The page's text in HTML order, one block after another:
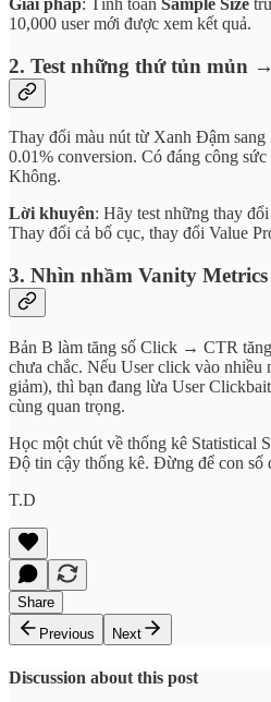
10,000 user mới được xem kết quả.
2. Test những thứ tủn mủn
Thay đổi màu nút từ Xanh Đậm
0.01% conversion. Có đáng công
Không.
Lời khuyên: Hãy test những thay
Thay đổi cả bố cục, thay đổi Value
3. Nhìn nhầm Vanity Metrics
Bản B làm tăng số Click → CTR
chưa chắc. Nếu User click vào nhiều
giảm), thì bạn đang lừa User
cùng quan trọng.
Học một chút về thống kê Statistical
Độ tin cậy thống kê. Đừng để con số
T.D
Share
Previous
Next
Discussion about this post